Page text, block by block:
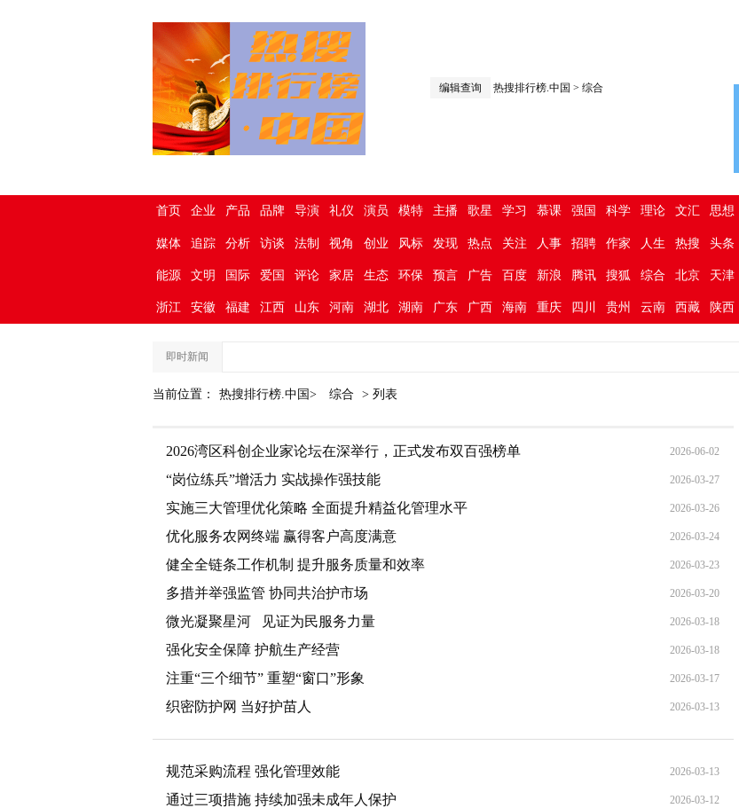
编辑查询 热搜排行榜.中国 > 综合
首页 企业 产品 品牌 导演 礼仪 演员 模特 主播 歌星 学习 慕课 强国 科学 理论 文汇 思想
媒体 追踪 分析 访谈 法制 视角 创业 风标 发现 热点 关注 人事 招聘 作家 人生 热搜 头条
能源 文明 国际 爱国 评论 家居 生态 环保 预言 广告 百度 新浪 腾讯 搜狐 综合 北京 天津
浙江 安徽 福建 江西 山东 河南 湖北 湖南 广东 广西 海南 重庆 四川 贵州 云南 西藏 陕西
即时新闻
当前位置： 热搜排行榜.中国> 综合 > 列表
2026湾区科创企业家论坛在深举行，正式发布双百强榜单 2026-06-02
“岗位练兵”增活力 实战操作强技能 2026-03-27
实施三大管理优化策略 全面提升精益化管理水平 2026-03-26
优化服务农网终端 赢得客户高度满意 2026-03-24
健全全链条工作机制 提升服务质量和效率 2026-03-23
多措并举强监管 协同共治护市场 2026-03-20
微光凝聚星河 见证为民服务力量 2026-03-18
强化安全保障 护航生产经营 2026-03-18
注重“三个细节” 重塑“窗口”形象 2026-03-17
织密防护网 当好护苗人 2026-03-13
规范采购流程 强化管理效能 2026-03-13
通过三项措施 持续加强未成年人保护 2026-03-12